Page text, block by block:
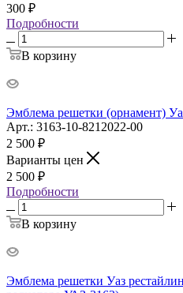
300 ₽
Подробности
В корзину
Эмблема решетки (орнамент)
Арт.: 3163-10-8212022-00
2 500 ₽
Варианты цен
2 500 ₽
Подробности
В корзину
Эмблема решетки Уаз